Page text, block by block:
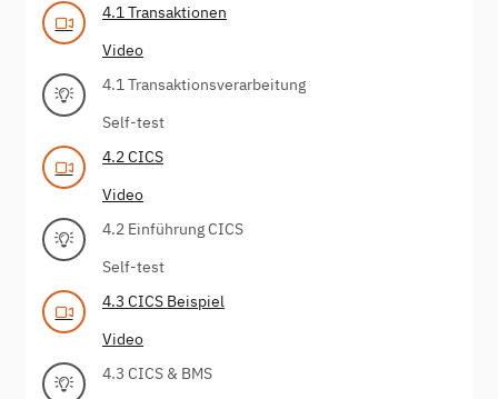
4.1 Transaktionen
Video
4.1 Transaktionsverarbeitung
Self-test
4.2 CICS
Video
4.2 Einführung CICS
Self-test
4.3 CICS Beispiel
Video
4.3 CICS & BMS